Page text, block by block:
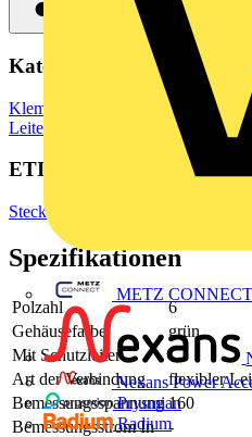
METZ CONNECT
Nexans Power
Prysmian
Radium
Kategorien
Klemmen, Steckverbinder &
Leiterplattensteckverbinder
ETIM Group
Steckverbinder
Spezifikationen
Polzahl
6
Gehäusefarbe
grün
Mit Schutzleiter
-
Art der Verbindung
flexibler
Bemessungsspannung 160
Bemessungsstrom In
-